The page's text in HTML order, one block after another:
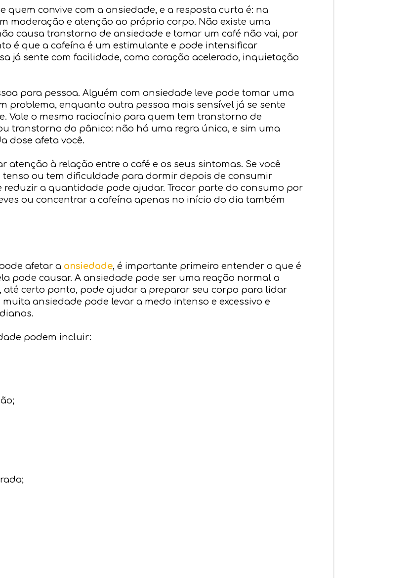
quem convive com a ansiedade, e a resposta curta é: na
moderação e atenção ao próprio corpo. Não existe uma
causa transtorno de ansiedade e tomar um café não vai, por
é que a cafeína é um estimulante e pode intensificar
já sente com facilidade, como coração acelerado, inquietação
para pessoa. Alguém com ansiedade leve pode tomar uma
problema, enquanto outra pessoa mais sensível já se sente
Vale o mesmo raciocínio para quem tem transtorno de
transtorno do pânico: não há uma regra única, e sim uma
dose afeta você.
atenção à relação entre o café e os seus sintomas. Se você
tenso ou tem dificuldade para dormir depois de consumir
reduzir a quantidade pode ajudar. Trocar parte do consumo por
ou concentrar a cafeína apenas no início do dia também
afetar a ansiedade, é importante primeiro entender o que é
pode causar. A ansiedade pode ser uma reação normal a
até certo ponto, pode ajudar a preparar seu corpo para lidar
ansiedade pode levar a medo intenso e excessivo e
podem incluir: